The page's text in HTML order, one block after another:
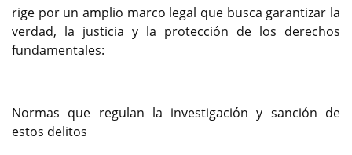
rige por un amplio marco legal que busca garantizar la
verdad, la justicia y la protección de los derechos
fundamentales:
Normas que regulan la investigación y sanción de
estos delitos